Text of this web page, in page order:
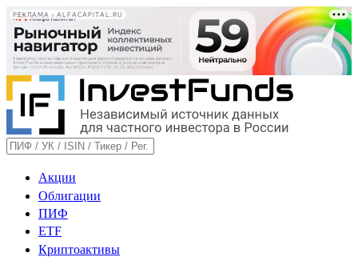
РЕКЛАМА • ALFACAPITAL.RU
Акции
Облигации
ПИФ
ETF
Криптоактивы